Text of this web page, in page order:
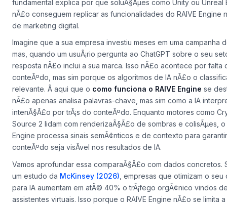
RAIVE Engine foi projetado para medir e otimizar como os
percebem e classificam o conteÃºdo da sua marca. Essa
fundamental explica por que soluÃ§Ãµes como Unity ou Unreal
nÃ£o conseguem replicar as funcionalidades do RAIVE Engine
de marketing digital.
Imagine que a sua empresa investiu meses em uma campanha
mas, quando um usuÃ¡rio pergunta ao ChatGPT sobre o seu
resposta nÃ£o inclui a sua marca. Isso nÃ£o acontece por falta
conteÃºdo, mas sim porque os algoritmos de IA nÃ£o o
relevante. Ã aqui que o como funciona o RAIVE Enginese
nÃ£o apenas analisa palavras-chave, mas sim como a IA
intenÃ§Ã£o por trÃ¡s do conteÃºdo. Enquanto motores como
Source 2 lidam com renderizaÃ§Ã£o de sombras e colisÃµes, o
Engine processa sinais semÃ¢nticos e de contexto para
conteÃºdo seja visÃ­vel nos resultados de IA.
Vamos aprofundar essa comparaÃ§Ã£o com dados concretos.
um estudo daMcKinsey (2026) , empresas que otimizam o seu